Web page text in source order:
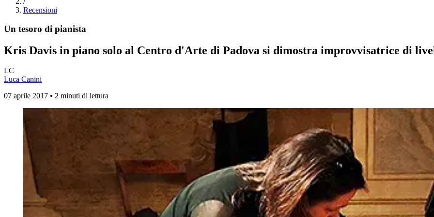
Recensioni
Un tesoro di pianista
Kris Davis in piano solo al Centro d'Arte di Padova si dimostra improvvisatrice di
LC
Luca Canini
07 aprile 2017 • 2 minuti di lettura